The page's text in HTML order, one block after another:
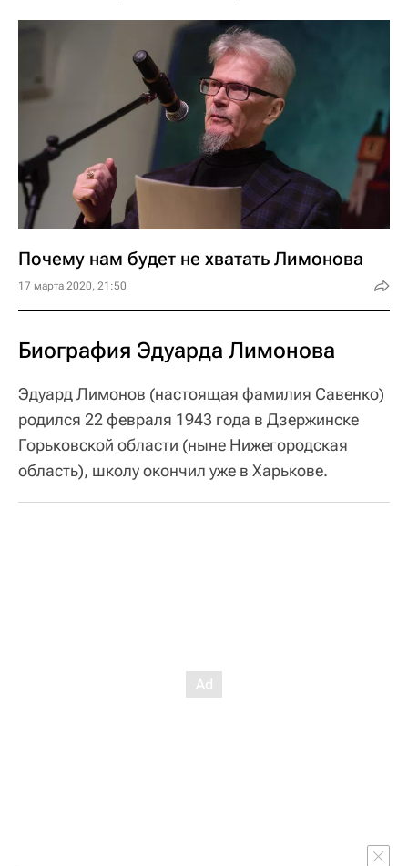
Почему нам будет не хватать Лимонова
17 марта 2020, 21:50
Биография Эдуарда Лимонова
Эдуард Лимонов (настоящая фамилия Савенко)
родился 22 февраля 1943 года в Дзержинске
Горьковской области (ныне Нижегородская
область), школу окончил уже в Харькове.